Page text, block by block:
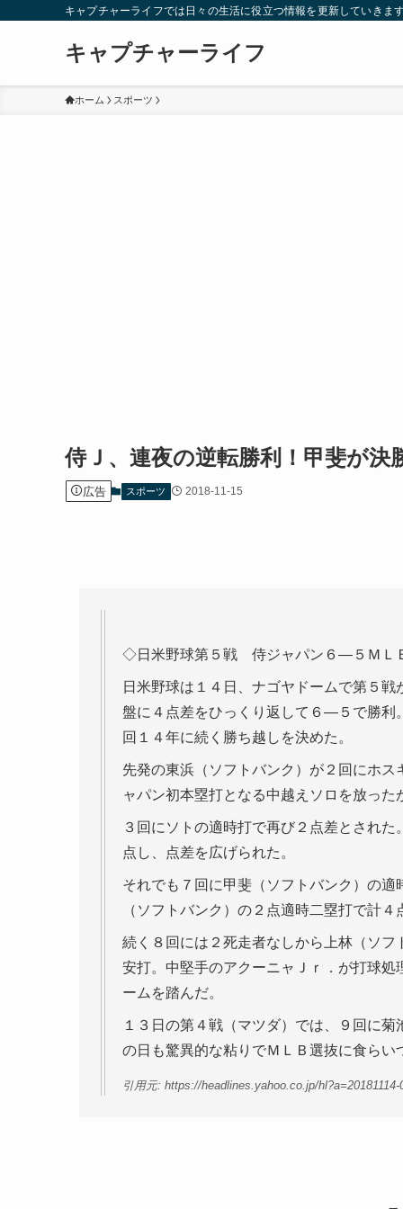
キャプチャーライフでは日々の生活に役立つ情報を更新していき
キャプチャーライフ
ホーム スポーツ
侍Ｊ、連夜の逆転勝利！甲斐が
広告 スポーツ 2018-11-15
◇日米野球第５戦 侍ジャパン６―５ＭＬ
日米野球は１４日、ナゴヤドームで第５
盤に４点差をひっくり返して６―５で勝利
回１４年に続く勝ち越しを決めた。
先発の東浜（ソフトバンク）が２回にホ
ャパン初本塁打となる中越えソロを放った
３回にソトの適時打で再び２点差とされ
点し、点差を広げられた。
それでも７回に甲斐（ソフトバンク）の
（ソフトバンク）の２点適時二塁打で計
続く８回には２死走者なしから上林（ソ
安打。中堅手のアクーニャＪｒ．が打球
ームを踏んだ。
１３日の第４戦（マツダ）では、９回に
の日も驚異的な粘りでＭＬＢ選抜に食ら
引用元: https://headlines.yahoo.co.jp/